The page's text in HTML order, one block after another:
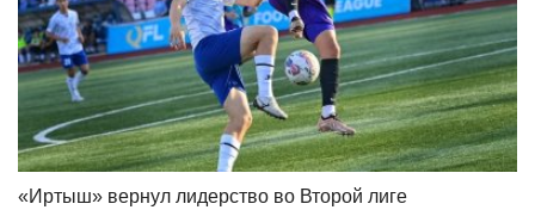
«Иртыш» вернул лидерство во Второй лиге